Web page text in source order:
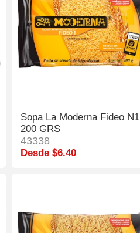
Sopa La Moderna Fideo N1
200 GRS
43338
Desde $6.40